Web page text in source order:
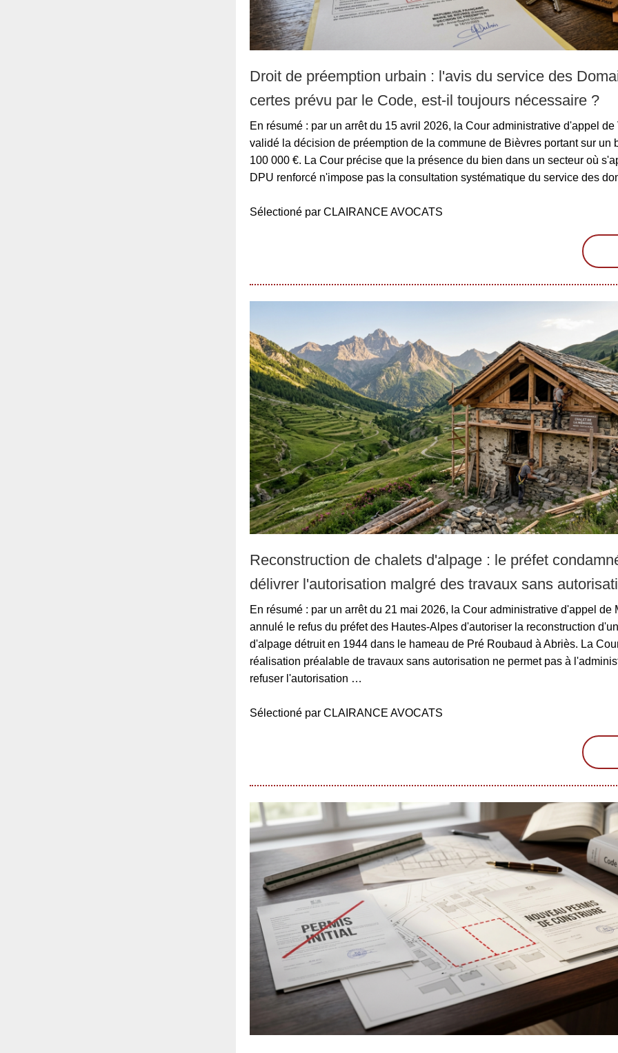
Droit de préemption urbain : l'avis du service des
certes prévu par le Code, est-il toujours nécessaire ?
En résumé : par un arrêt du 15 avril 2026, la Cour administrative d'appel
validé la décision de préemption de la commune de Bièvres portant sur un
100 000 €. La Cour précise que la présence du bien dans un secteur où
DPU renforcé n'impose pas la consultation systématique du service des
Sélectioné par CLAIRANCE AVOCATS
Reconstruction de chalets d'alpage : le préfet
délivrer l'autorisation malgré des travaux sans
En résumé : par un arrêt du 21 mai 2026, la Cour administrative d'appel de
annulé le refus du préfet des Hautes-Alpes d'autoriser la reconstruction
d'alpage détruit en 1944 dans le hameau de Pré Roubaud à Abriès. La
réalisation préalable de travaux sans autorisation ne permet pas à
refuser l'autorisation …
Sélectioné par CLAIRANCE AVOCATS